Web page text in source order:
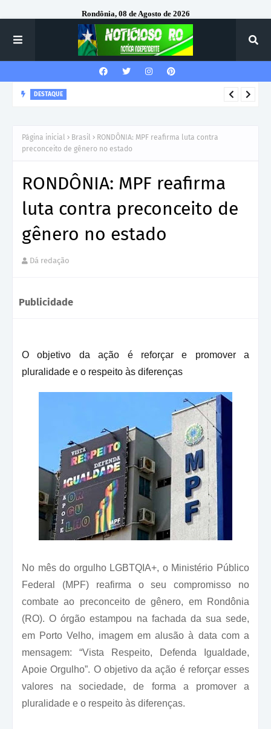
Rondônia, 08 de Agosto de 2026
DESTAQUE
Página inicial Brasil
RONDÔNIA: MPF reafirma luta contra
preconceito de gênero no estado
RONDÔNIA: MPF reafirma
luta contra preconceito de
gênero no estado
Dá redação
Publicidade
O objetivo da ação é reforçar e promover a
pluralidade e o respeito às diferenças
No mês do orgulho LGBTQIA+, o Ministério Público
Federal (MPF) reafirma o seu compromisso no
combate ao preconceito de gênero, em Rondônia
(RO). O órgão estampou na fachada da sua sede,
em Porto Velho, imagem em alusão à data com a
mensagem: “Vista Respeito, Defenda Igualdade,
Apoie Orgulho”. O objetivo da ação é reforçar esses
valores na sociedade, de forma a promover a
pluralidade e o respeito às diferenças.